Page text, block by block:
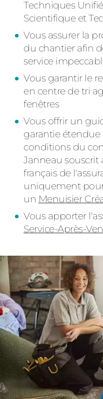
Techniques
Scientifique et
Vous assurer la
du chantier afin
service
Vous garantir le
en centre de tri
fenêtres
Vous offrir un
garantie étendue
conditions du
Janneau souscrit
français de
uniquement
un Menuisier
Vous apporter
Service-Après-